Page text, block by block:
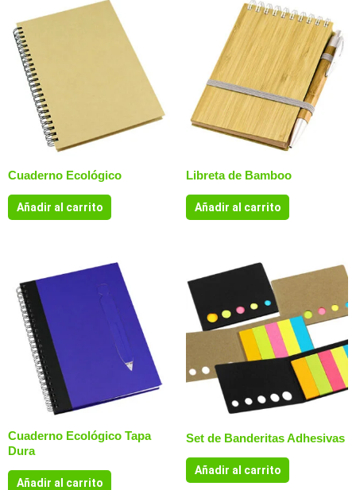
Cuaderno Ecológico
Añadir al carrito
Libreta de Bamboo
Añadir al carrito
Cuaderno Ecológico Tapa
Dura
Añadir al carrito
Set de Banderitas Adhesivas
Añadir al carrito